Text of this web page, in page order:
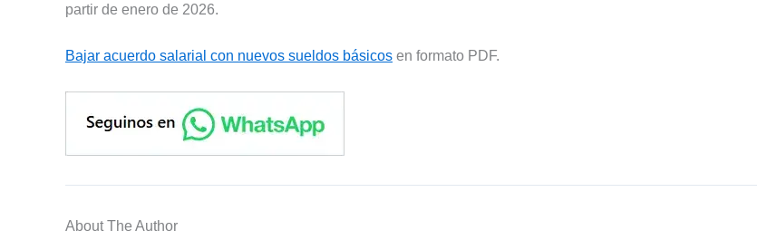
partir de enero de 2026.
Bajar acuerdo salarial con nuevos sueldos básicos en formato PDF.
About The Author